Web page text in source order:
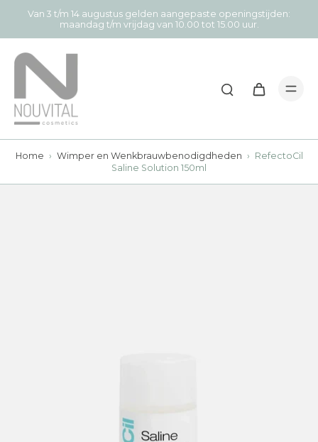
Van 3 t/m 14 augustus gelden aangepaste openingstijden:
maandag t/m vrijdag van 10.00 tot 15.00 uur.
Home › Wimper en Wenkbrauwbenodigdheden › RefectoCil
Saline Solution 150ml